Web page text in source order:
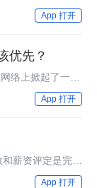
启动”计算机科
的学位点自
App 打开
优先？
络上掀起了一股
相关，
出，目前大学并
教育低龄化，让
思当今AI教育的
进入现实日常生
App 打开
薪资评定是完全
力的恐吓”。Jeff
App 打开